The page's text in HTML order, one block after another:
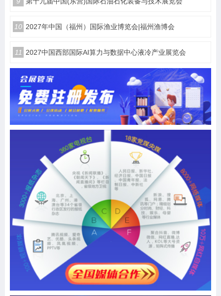
10 2027年中国（福州）国际渔业博览会|福州渔博会
11 2027中国西部国际AI算力与数据中心液冷产业展览会